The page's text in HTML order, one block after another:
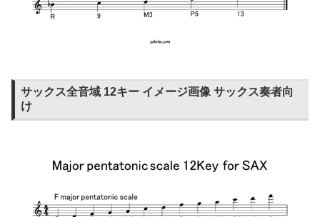
サックス全音域 12キー イメージ画像 サックス奏者向
け